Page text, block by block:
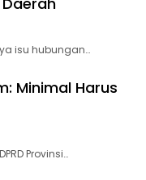
isu hubungan…
Minimal Harus
Provinsi…